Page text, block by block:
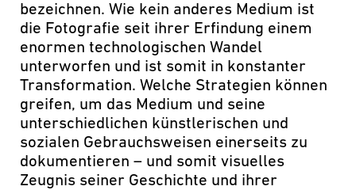
bezeichnen. Wie kein anderes Medium ist
die Fotografie seit ihrer Erfindung einem
enormen technologischen Wandel
unterworfen und ist somit in konstanter
Transformation. Welche Strategien können
greifen, um das Medium und seine
unterschiedlichen künstlerischen und
sozialen Gebrauchsweisen einerseits zu
dokumentieren – und somit visuelles
Zeugnis seiner Geschichte und ihrer